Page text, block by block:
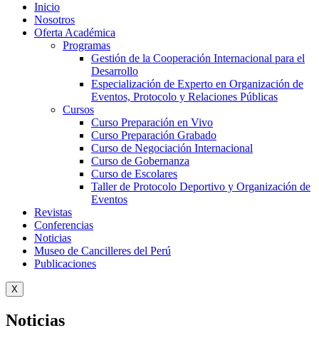
Inicio
Nosotros
Oferta Académica
Programas
Gestión de la Cooperación Internacional para el
Desarrollo
Especialización de Experto en Organización de
Eventos, Protocolo y Relaciones Públicas
Cursos
Curso Preparación en Vivo
Curso Preparación Grabado
Curso de Negociación Internacional
Curso de Gobernanza
Curso de Escolares
Taller de Protocolo Deportivo y Organización de
Eventos
Revistas
Conferencias
Noticias
Museo de Cancilleres del Perú
Publicaciones
X
Noticias